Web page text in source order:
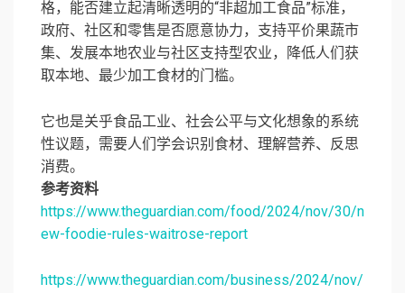
格，能否建立起清晰透明的“非超加工食品”标准，
政府、社区和零售是否愿意协力，支持平价果蔬市
集、发展本地农业与社区支持型农业，降低人们获
取本地、最少加工食材的门槛。
它也是关乎食品工业、社会公平与文化想象的系统
性议题，需要人们学会识别食材、理解营养、反思
消费。
参考资料
https://www.theguardian.com/food/2024/nov/30/n
ew-foodie-rules-waitrose-report
https://www.theguardian.com/business/2024/nov/